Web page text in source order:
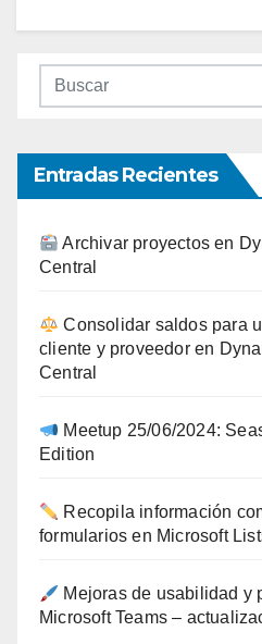
Entradas Recientes
Archivar proyectos en
Central
Consolidar saldos para
cliente y proveedor en
Central
Meetup 25/06/2024:
Edition
Recopila información
formularios en Microsoft
Mejoras de usabilidad y
Microsoft Teams –